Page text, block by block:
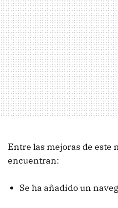
Entre las mejoras de este
encuentran:
Se ha añadido un